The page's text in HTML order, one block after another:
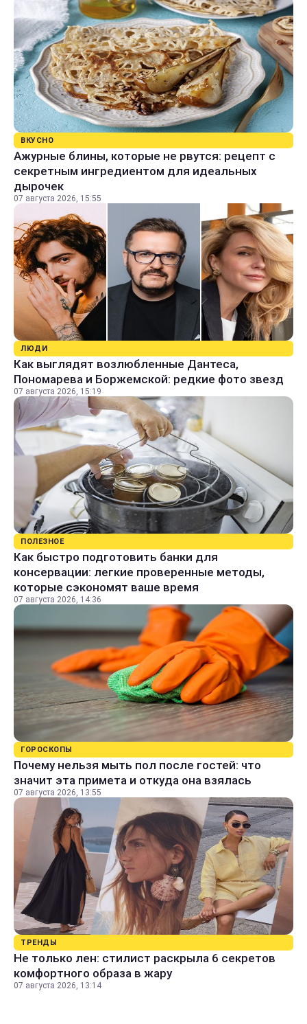
ВКУСНО
Ажурные блины, которые не рвутся: рецепт с
секретным ингредиентом для идеальных
дырочек
07 августа 2026, 15:55
ЛЮДИ
Как выглядят возлюбленные Дантеса,
Пономарева и Боржемской: редкие фото звезд
07 августа 2026, 15:19
ПОЛЕЗНОЕ
Как быстро подготовить банки для
консервации: легкие проверенные методы,
которые сэкономят ваше время
07 августа 2026, 14:36
ГОРОСКОПЫ
Почему нельзя мыть пол после гостей: что
значит эта примета и откуда она взялась
07 августа 2026, 13:55
ТРЕНДЫ
Не только лен: стилист раскрыла 6 секретов
комфортного образа в жару
07 августа 2026, 13:14